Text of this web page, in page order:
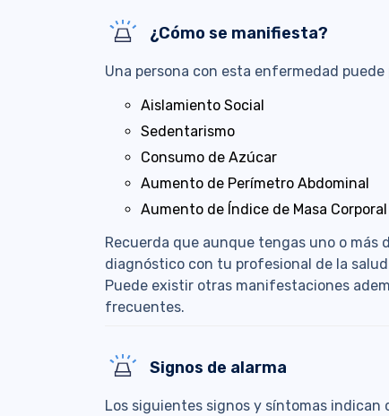
¿Cómo se manifiesta?
Una persona con esta enfermedad puede
Aislamiento Social
Sedentarismo
Consumo de Azúcar
Aumento de Perímetro Abdominal
Aumento de Índice de Masa Corporal
Recuerda que aunque tengas uno o más
diagnóstico con tu profesional de la
Puede existir otras manifestaciones
frecuentes.
Signos de alarma
Los siguientes signos y síntomas indican